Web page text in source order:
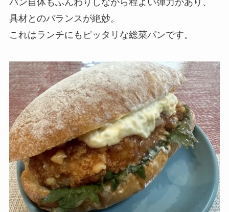
パン自体もふんわりしながら程よい弾力があり、
具材とのバランスが絶妙。
これはランチにもピッタリな総菜パンです。